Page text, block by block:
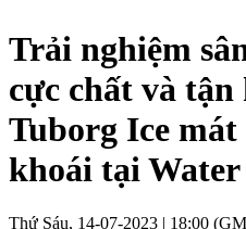
Trải nghiệm
cực chất và
Tuborg Ice mát
khoái tại Water
Thứ Sáu, 14-07-2023 | 18:00